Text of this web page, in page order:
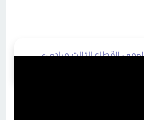
القطاع الثالث مباديء